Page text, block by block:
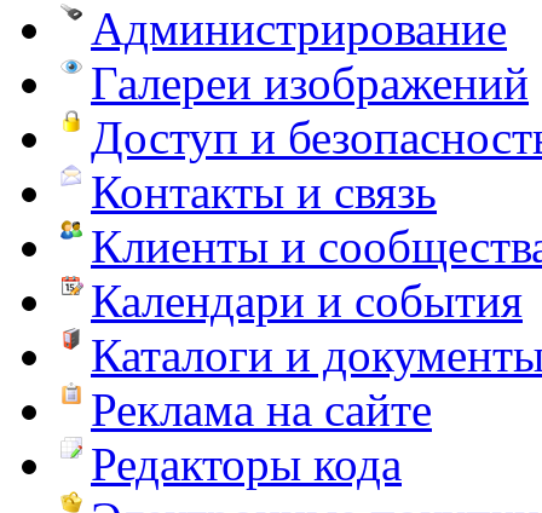
Администрирование
Галереи изображений
Доступ и
Контакты и связь
Клиенты и
Календари и события
Каталоги и
Реклама на сайте
Редакторы кода